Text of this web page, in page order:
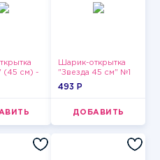
(45 см) -
Шарик-открытка
"Звезда 45 см" №1
493 P
ДОБАВИТЬ